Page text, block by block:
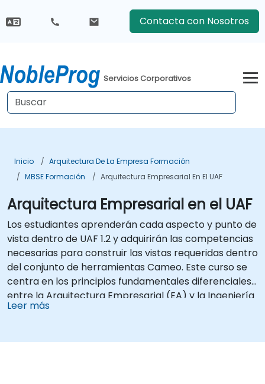
Contacta con Nosotros
Servicios Corporativos
Inicio
Arquitectura De La Empresa Formación
MBSE Formación
Arquitectura Empresarial En El UAF
Arquitectura Empresarial en el UAF
Los estudiantes aprenderán cada aspecto y punto de
vista dentro de UAF 1.2 y adquirirán las competencias
necesarias para construir las vistas requeridas dentro
del conjunto de herramientas Cameo. Este curso se
centra en los principios fundamentales diferenciales
entre la Arquitectura Empresarial (EA) y la Ingeniería
de Sistemas Basada en Modelos (MBSE), enseñando a
Leer más